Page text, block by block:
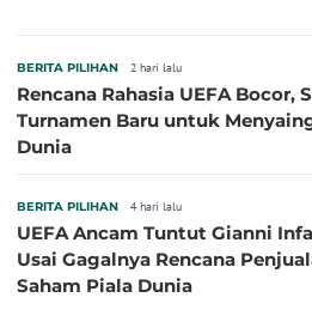
BERITA PILIHAN 2 hari lalu
Rencana Rahasia UEFA Bocor,
Turnamen Baru untuk
Dunia
BERITA PILIHAN 4 hari lalu
UEFA Ancam Tuntut Gianni
Usai Gagalnya Rencana
Saham Piala Dunia